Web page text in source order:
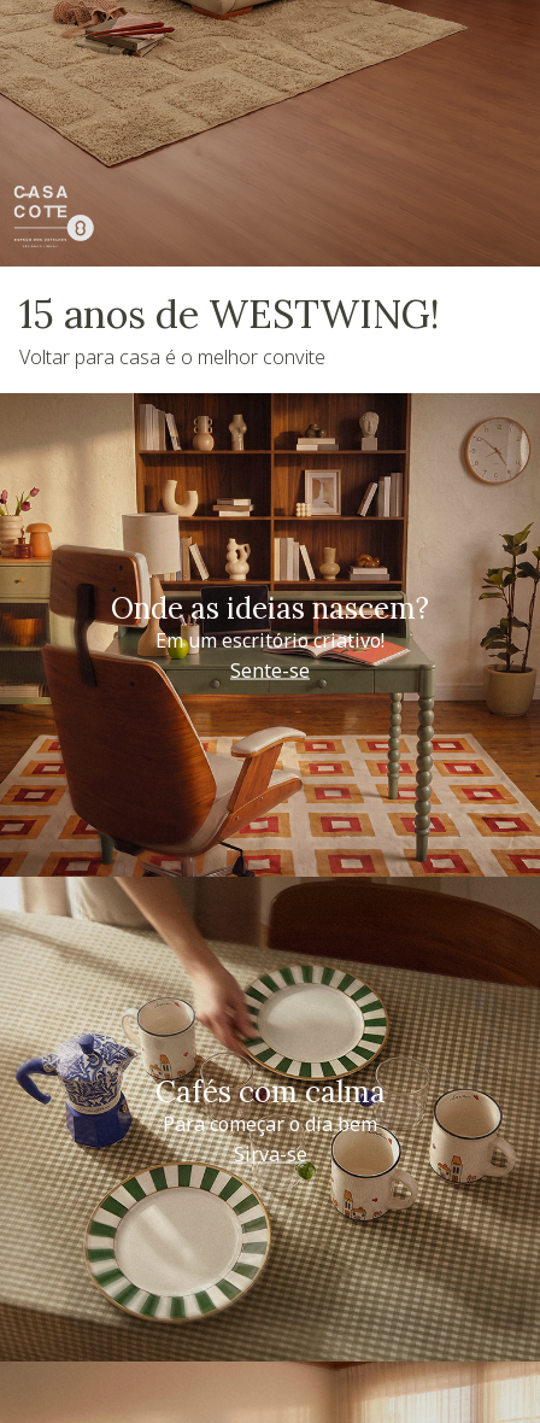
15 anos de WESTWING!
Voltar para casa é o melhor convite
Onde as ideias nascem?
Em um escritório criativo!
Sente-se
Cafés com calma
Para começar o dia bem
Sirva-se